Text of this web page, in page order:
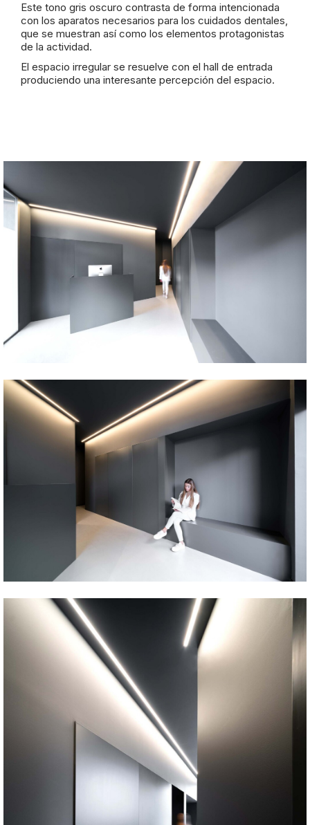
Este tono gris oscuro contrasta de forma intencionada
con los aparatos necesarios para los cuidados dentales,
que se muestran así como los elementos protagonistas
de la actividad.
El espacio irregular se resuelve con el hall de entrada
produciendo una interesante percepción del espacio.